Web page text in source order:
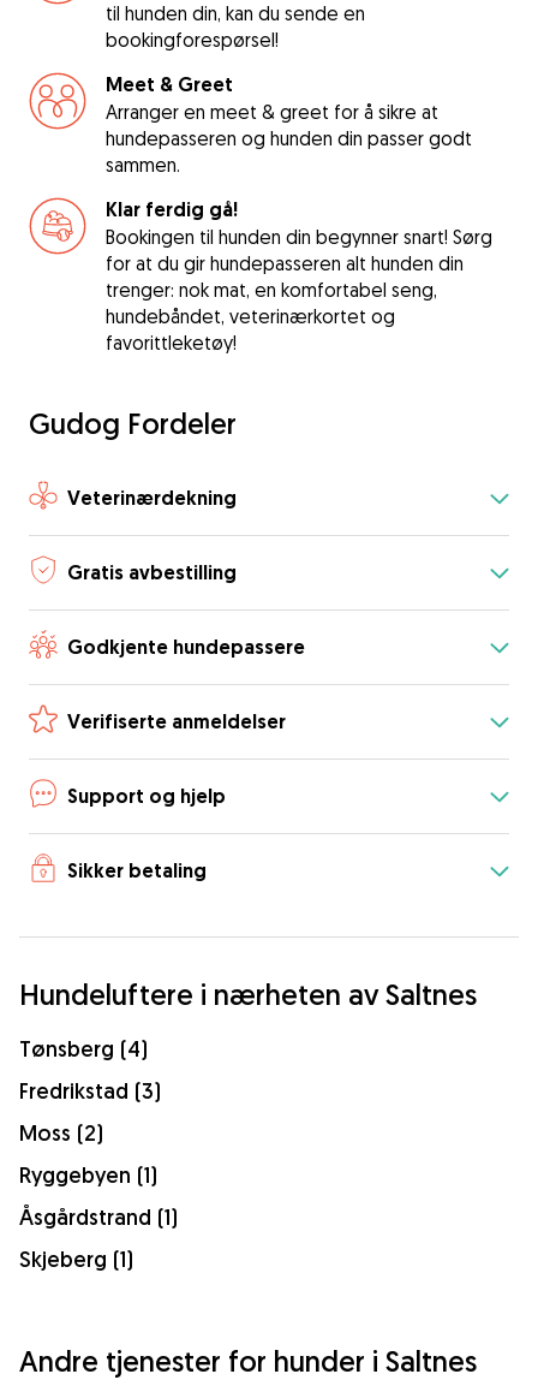
til hunden din, kan du sende en
bookingforespørsel!
Meet & Greet
Arranger en meet & greet for å sikre at
hundepasseren og hunden din passer godt
sammen.
Klar ferdig gå!
Bookingen til hunden din begynner snart! Sørg
for at du gir hundepasseren alt hunden din
trenger: nok mat, en komfortabel seng,
hundebåndet, veterinærkortet og
favorittleketøy!
Gudog Fordeler
Veterinærdekning
Gratis avbestilling
Godkjente hundepassere
Verifiserte anmeldelser
Support og hjelp
Sikker betaling
Hundeluftere i nærheten av Saltnes
Tønsberg (4)
Fredrikstad (3)
Moss (2)
Ryggebyen (1)
Åsgårdstrand (1)
Skjeberg (1)
Andre tjenester for hunder i Saltnes